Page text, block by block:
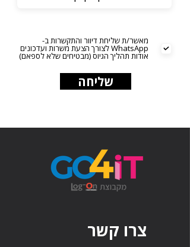
מאשר/ת שליחת דיוור והתקשרות ב-
WhatsApp לצורך הצעת משרות ועדכונים
אודות תהליך הגיוס (מבטיחים שלא לספאם)
שליחה
צרו קשר